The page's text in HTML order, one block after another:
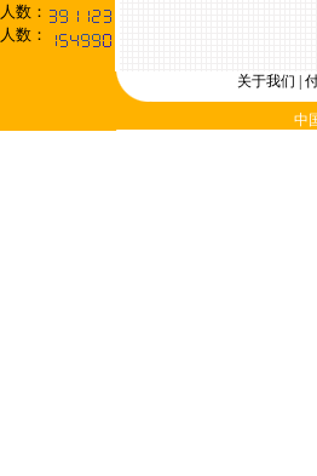
数：
数：
关于我们
中